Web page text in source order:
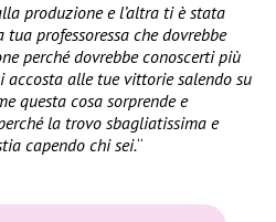
produzione e l’altra ti è stata
professoressa che dovrebbe
perché dovrebbe conoscerti più
alle tue vittorie salendo su
questa cosa sorprende e
la trovo sbagliatissima e
capendo chi sei.“